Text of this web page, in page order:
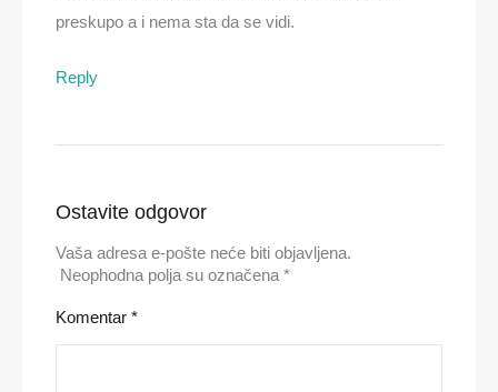
preskupo a i nema sta da se vidi.
Reply
Ostavite odgovor
Vaša adresa e-pošte neće biti objavljena.
Neophodna polja su označena *
Komentar *